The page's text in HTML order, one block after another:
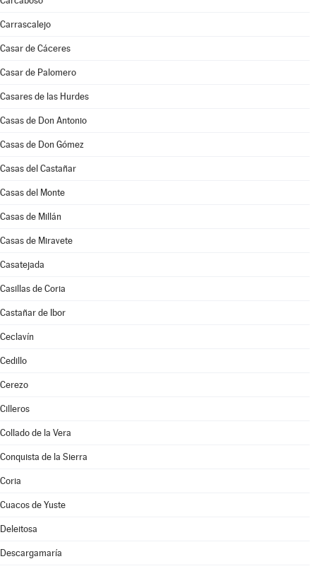
Carrascalejo
Casar de Cáceres
Casar de Palomero
Casares de las Hurdes
Casas de Don Antonio
Casas de Don Gómez
Casas del Castañar
Casas del Monte
Casas de Millán
Casas de Miravete
Casatejada
Casillas de Coria
Castañar de Ibor
Ceclavín
Cedillo
Cerezo
Cilleros
Collado de la Vera
Conquista de la Sierra
Coria
Cuacos de Yuste
Deleitosa
Descargamaría